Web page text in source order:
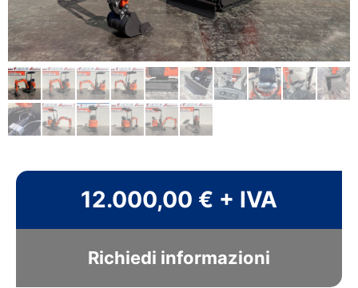
12.000,00 € + IVA
Richiedi informazioni